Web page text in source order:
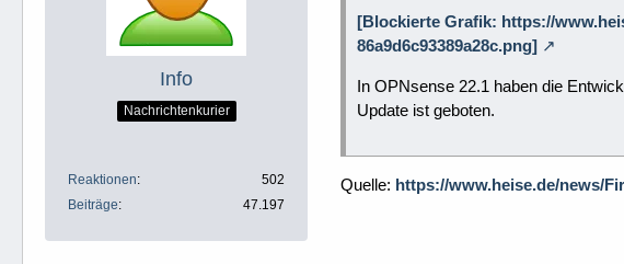
Info
Nachrichtenkurier
Reaktionen
502
Beiträge
47.197
[Blockierte Grafik: https://
86a9d6c93389a28c.png]
In OPNsense 22.1 haben die
Update ist geboten.
Quelle: https://www.heise.de/news/